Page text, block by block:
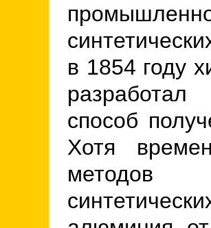
в 1854 году
способ
Хотя
методов